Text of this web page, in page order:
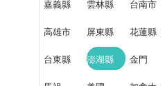
嘉義縣 雲林縣 台南市
高雄市 屏東縣 花蓮縣
台東縣 澎湖縣 金門